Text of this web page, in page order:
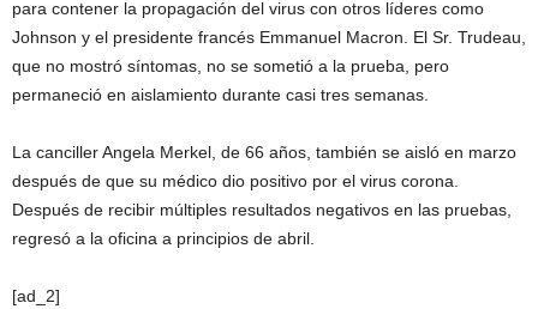
para contener la propagación del virus con otros líderes como
Johnson y el presidente francés Emmanuel Macron. El Sr. Trudeau,
que no mostró síntomas, no se sometió a la prueba, pero
permaneció en aislamiento durante casi tres semanas.
La canciller Angela Merkel, de 66 años, también se aisló en marzo
después de que su médico dio positivo por el virus corona.
Después de recibir múltiples resultados negativos en las pruebas,
regresó a la oficina a principios de abril.
[ad_2]